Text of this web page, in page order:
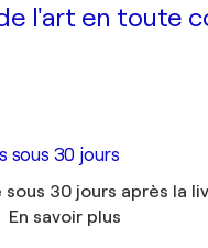
l'art en toute
sous 30 jours
30 jours après la
En savoir plus